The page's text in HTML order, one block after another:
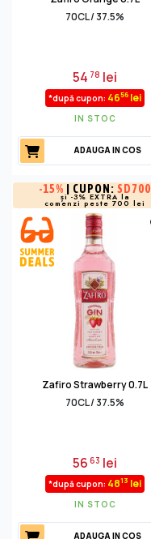
70CL / 37.5%
54 78 lei
*după cupon: 4656 lei
IN STOC
ADAUGA IN COS
-15% | CUPON: SD700
și -3% EXTRA la
comenzi peste 700 lei
Zafiro Strawberry 0.7L
70CL / 37.5%
5663 lei
*după cupon: 4813 lei
IN STOC
ADAUGA IN COS